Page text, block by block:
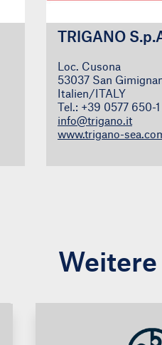
TRIGANO
Loc. Cusona
53037 San
Italien/ITALY
Tel.: +39 0577 650-1
info@trigano.it
www.trigano-